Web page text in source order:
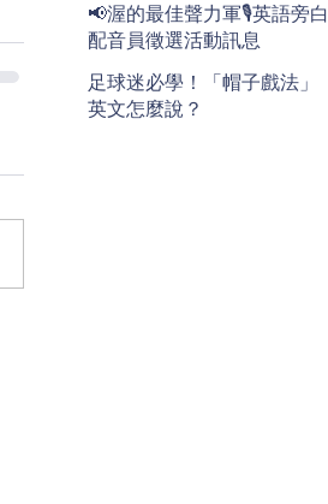
📢渥的最佳聲力軍🎙️英語旁白
配音員徵選活動訊息
足球迷必學！「帽子戲法」
英文怎麼說？